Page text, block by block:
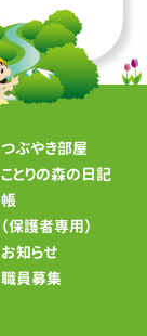
つぶやき部屋
ことりの森の日記
帳
（保護者専用）
お知らせ
職員募集